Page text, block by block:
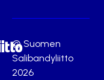
© Suomen
Salibandyliitto
2026